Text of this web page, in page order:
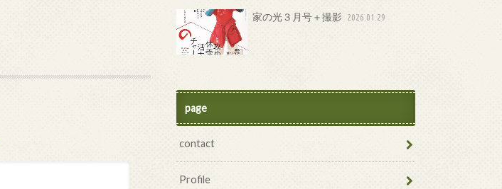
家の光３月号＋撮影 2026.01.29
page
contact
Profile